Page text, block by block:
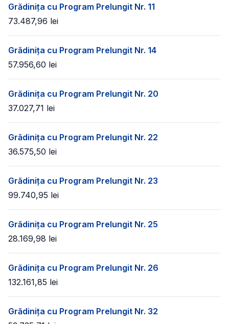
Grădinița cu Program Prelungit Nr. 11
73.487,96 lei
Grădinița cu Program Prelungit Nr. 14
57.956,60 lei
Grădinița cu Program Prelungit Nr. 20
37.027,71 lei
Grădinița cu Program Prelungit Nr. 22
36.575,50 lei
Grădinița cu Program Prelungit Nr. 23
99.740,95 lei
Grădinița cu Program Prelungit Nr. 25
28.169,98 lei
Grădinița cu Program Prelungit Nr. 26
132.161,85 lei
Grădinița cu Program Prelungit Nr. 32